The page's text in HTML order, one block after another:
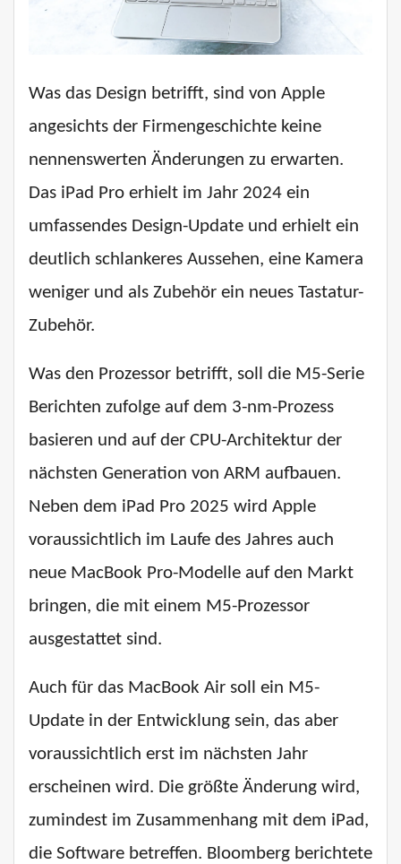
Was das Design betrifft, sind von Apple
angesichts der Firmengeschichte keine
nennenswerten Änderungen zu erwarten.
Das iPad Pro erhielt im Jahr 2024 ein
umfassendes Design-Update und erhielt ein
deutlich schlankeres Aussehen, eine Kamera
weniger und als Zubehör ein neues Tastatur-
Zubehör.
Was den Prozessor betrifft, soll die M5-Serie
Berichten zufolge auf dem 3-nm-Prozess
basieren und auf der CPU-Architektur der
nächsten Generation von ARM aufbauen.
Neben dem iPad Pro 2025 wird Apple
voraussichtlich im Laufe des Jahres auch
neue MacBook Pro-Modelle auf den Markt
bringen, die mit einem M5-Prozessor
ausgestattet sind.
Auch für das MacBook Air soll ein M5-
Update in der Entwicklung sein, das aber
voraussichtlich erst im nächsten Jahr
erscheinen wird. Die größte Änderung wird,
zumindest im Zusammenhang mit dem iPad,
die Software betreffen. Bloomberg berichtete